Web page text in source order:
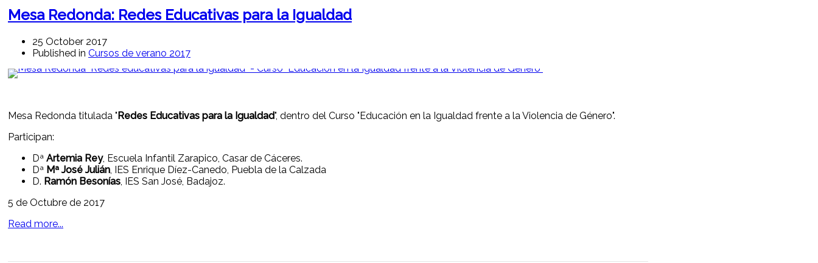
Mesa Redonda: Redes Educativas para la Igualdad
25 October 2017
Published in Cursos de verano 2017
Mesa Redonda titulada "Redes Educativas para la Igualdad", dentro del Curso "Educación en la Igualdad frente a la Violencia de Género".
Participan:
Dª Artemia Rey, Escuela Infantil Zarapico, Casar de Cáceres.
Dª Mª José Julián, IES Enrique Díez-Canedo, Puebla de la Calzada
D. Ramón Besonías, IES San José, Badajoz.
5 de Octubre de 2017
Read more...